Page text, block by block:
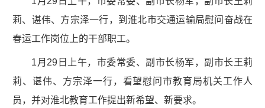
莉、谌伟、方宗泽一行，到淮北市交通运输局慰问奋战在
春运工作岗位上的干部职工。
1月29日上午，市委常委、副市长杨军，副市长王莉
莉、谌伟、方宗泽一行，看望慰问市教育局机关工作人
员，并对淮北教育工作提出新希望、新要求。